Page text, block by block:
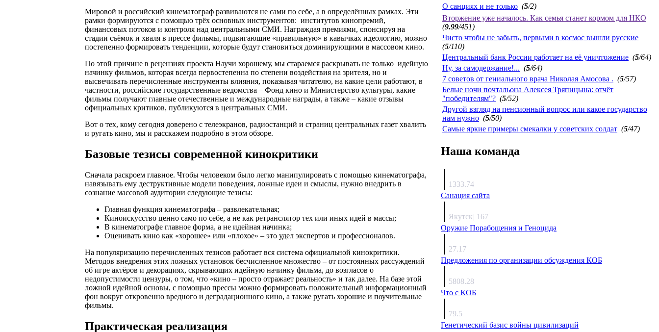
Мировой и российский кинематограф развиваются не сами по себе, а в определённых рамках. Эти
рамки формируются с помощью трёх основных инструментов: институтов кинопремий,
финансовых потоков и контроля над центральными СМИ. Награждая премиями, спонсируя на
стадии съёмок и хваля в прессе фильмы, подвигающие «правильную» в кавычках идеологию, можно
постепенно формировать тенденции, которые будут становиться доминирующими в массовом кино.
По этой причине в рецензиях проекта Научи хорошему, мы стараемся раскрывать не только идейную
начинку фильмов, которая всегда первостепенна по степени воздействия на зрителя, но и
высвечивать перечисленные инструменты влияния, показывая читателю, на какие цели работают, в
частности, российские государственные ведомства – Фонд кино и Министерство культуры, какие
фильмы получают главные отечественные и международные награды, а также – какие отзывы
официальных критиков, публикуются в центральных СМИ.
Вот о тех, кому сегодня доверено с телеэкранов, радиостанций и страниц центральных газет хвалить
и ругать кино, мы и расскажем подробно в этом обзоре.
Базовые тезисы современной кинокритики
Сначала раскроем главное. Чтобы человеком было легко манипулировать с помощью кинематографа,
навязывать ему деструктивные модели поведения, ложные идеи и смыслы, нужно внедрить в
сознание массовой аудитории следующие тезисы:
Главная функция кинематографа – развлекательная;
Киноискусство ценно само по себе, а не как ретранслятор тех или иных идей в массы;
В кинематографе главное форма, а не идейная начинка;
Оценивать кино как «хорошее» или «плохое» – это удел экспертов и профессионалов.
На популяризацию перечисленных тезисов работает вся система официальной кинокритики.
Методов внедрения этих ложных установок бесчисленное множество – от постоянных рассуждений
об игре актёров и декорациях, скрывающих идейную начинку фильма, до возгласов о
недопустимости цензуры, о том, что «кино – просто отражает реальность» и так далее. На базе этой
ложной идейной основы, с помощью прессы можно формировать положительный информационный
фон вокруг откровенно вредного и деградационного кино, а также ругать хорошие и поучительные
фильмы.
Практическая реализация
О санциях и не только (5/2)
Вторжение уже началось. Как семья станет кормом для НКО
(9.99/451)
Чисто чтобы не забыть, первыми в космос вышли русские
(5/110)
Центральный банк России работает на её уничтожение (5/64)
Ну, за самодержание!... (5/64)
7 советов от гениального врача Николая Амосова . (5/57)
Белые ночи почтальона Алексея Тряпицына: отчёт
"победителям"? (5/52)
Другой взгляд на пенсионный вопрос или какое государство
нам нужно (5/50)
Самые яркие примеры смекалки у советских солдат (5/47)
Наша команда
1333.74
Санация сайта
Якутск| 167
Оружие Порабощения и Геноцида
27.17
Предложения по организации обсуждения КОБ
5808.28
Что с КОБ
79.5
Генетический базис войны цивилизаций